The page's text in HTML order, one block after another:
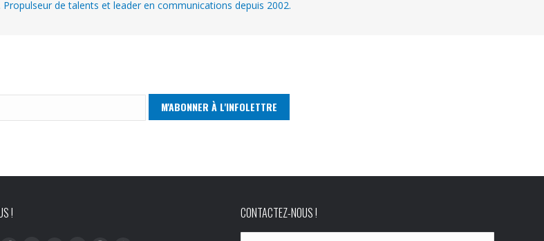
de talents et leader en communications depuis 2002.
! CONTACTEZ-NOUS !